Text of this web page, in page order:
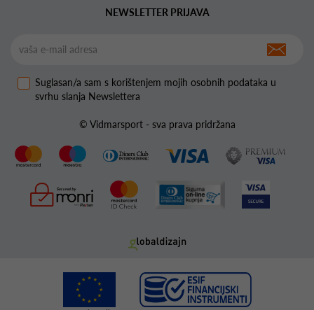
NEWSLETTER PRIJAVA
Suglasan/a sam s korištenjem mojih osobnih podataka u
svrhu slanja Newslettera
© Vidmarsport - sva prava pridržana